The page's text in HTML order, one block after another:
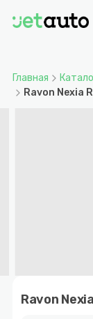
Главная
Ravon Nexia
Ravon